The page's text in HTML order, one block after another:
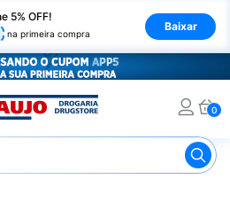
5% OFF!
na primeira compra
Baixar
0